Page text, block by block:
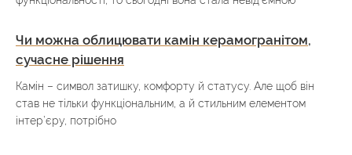
Чи можна облицювати камін керамогранітом,
сучасне рішення
Камін – символ затишку, комфорту й статусу. Але щоб він
став не тільки функціональним, а й стильним елементом
інтер’єру, потрібно